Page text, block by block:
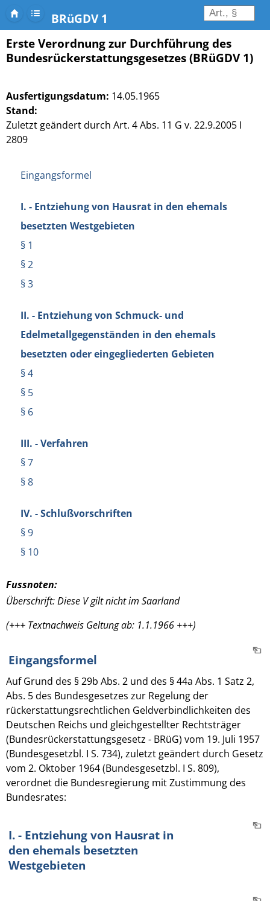
BRüGDV 1
Erste Verordnung zur Durchführung des
Bundesrückerstattungsgesetzes (BRüGDV 1)
Ausfertigungsdatum: 14.05.1965
Stand:
Zuletzt geändert durch Art. 4 Abs. 11 G v. 22.9.2005 I
2809
Eingangsformel
I. - Entziehung von Hausrat in den ehemals
besetzten Westgebieten
§ 1
§ 2
§ 3
II. - Entziehung von Schmuck- und
Edelmetallgegenständen in den ehemals
besetzten oder eingegliederten Gebieten
§ 4
§ 5
§ 6
III. - Verfahren
§ 7
§ 8
IV. - Schlußvorschriften
§ 9
§ 10
Fussnoten:
Überschrift: Diese V gilt nicht im Saarland
(+++ Textnachweis Geltung ab: 1.1.1966 +++)
Eingangsformel
Auf Grund des § 29b Abs. 2 und des § 44a Abs. 1 Satz 2,
Abs. 5 des Bundesgesetzes zur Regelung der
rückerstattungsrechtlichen Geldverbindlichkeiten des
Deutschen Reichs und gleichgestellter Rechtsträger
(Bundesrückerstattungsgesetz - BRüG) vom 19. Juli 1957
(Bundesgesetzbl. I S. 734), zuletzt geändert durch Gesetz
vom 2. Oktober 1964 (Bundesgesetzbl. I S. 809),
verordnet die Bundesregierung mit Zustimmung des
Bundesrates:
I. - Entziehung von Hausrat in
den ehemals besetzten
Westgebieten